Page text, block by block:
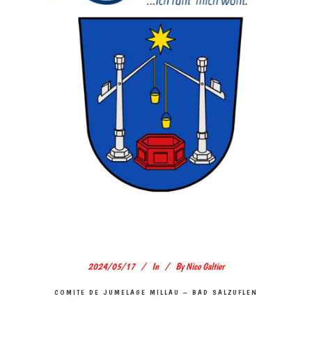
2024/05/17 In By Nico Galtier
COMITE DE JUMELAGE MILLAU – BAD SALZUFLEN